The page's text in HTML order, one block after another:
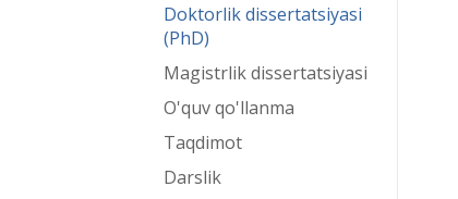
Doktorlik dissertatsiyasi
(PhD)
Magistrlik dissertatsiyasi
O'quv qo'llanma
Taqdimot
Darslik